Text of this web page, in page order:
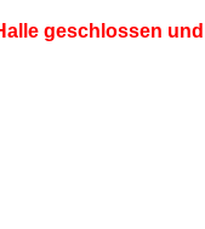
ge­schlos­sen